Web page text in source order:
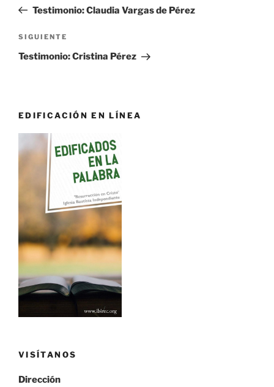
entradas
anterior:
Testimonio: Claudia Vargas de Pérez
Siguiente
entrada
SIGUIENTE
Testimonio: Cristina Pérez
EDIFICACIÓN EN LÍNEA
VISÍTANOS
Dirección